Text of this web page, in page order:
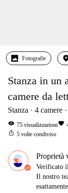
Fotografie
Stanza in un
camere da
Stanza 4 camere
visibility 75 visualizzazionifavorite
ios_share 5 volte condiviso
Verificato
Il nostro